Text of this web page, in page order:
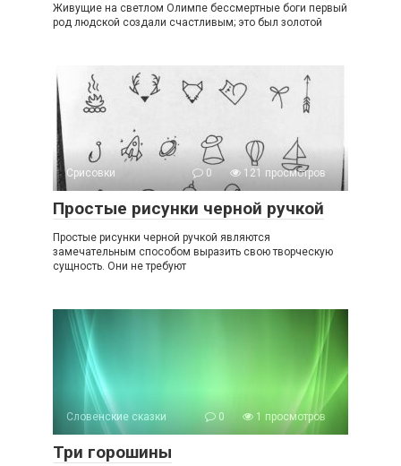
Живущие на светлом Олимпе бессмертные боги первый
род людской создали счастливым; это был золотой
Срисовки 0 121 просмотров
Простые рисунки черной ручкой
Простые рисунки черной ручкой являются
замечательным способом выразить свою творческую
сущность. Они не требуют
Словенские сказки 0 1 просмотров
Три горошины